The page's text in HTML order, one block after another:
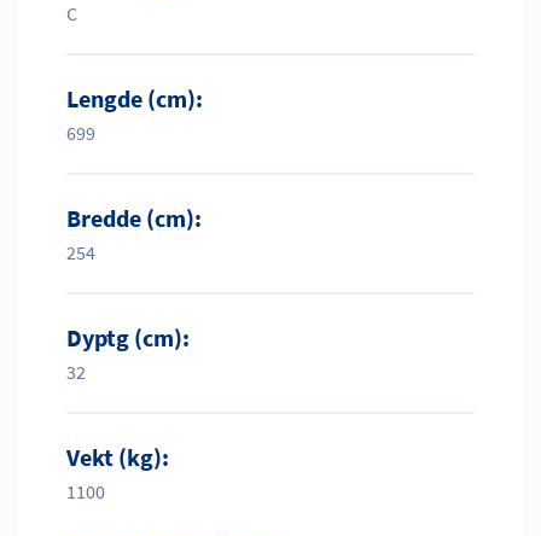
C
Lengde (cm):
699
Bredde (cm):
254
Dyptg (cm):
32
Vekt (kg):
1100